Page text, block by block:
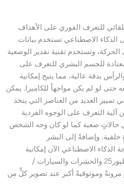
للتعرف الفوري على الأهداف
الذكاء الاصطناعي تستخدم بيانات
وتستخدم تقنية تقدير الوضعية
للجسم البشري للتعرف على
بدقة عالية، مما يتيح إمكانية
حتى لو لم يكن مواجهاً للكاميرا. يمكن
تمييز العديد من العناصر التي يتخذ
التعرف على الوجوه الفردية
حالاتٍ صعبة كما لو كان وجه الشخص
خلفية. وإضافةً إلى البشر
معالجة الذكاء الاصطناعي الآن إمكانية
التعرف على الموضوعات كالطيور25 والحشرات والسيارات /
لتوفر مرونةً وموثوقيةً أكبر عند تصوير كلٍّ من